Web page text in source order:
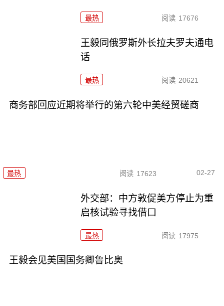
最热 阅读 17676
王毅同俄罗斯外长拉夫罗夫通电
话
最热 阅读 20621
商务部回应近期将举行的第六轮中美经贸磋商
最热 阅读 17623 02-27
外交部：中方敦促美方停止为重
启核试验寻找借口
最热 阅读 17975
王毅会见美国国务卿鲁比奥